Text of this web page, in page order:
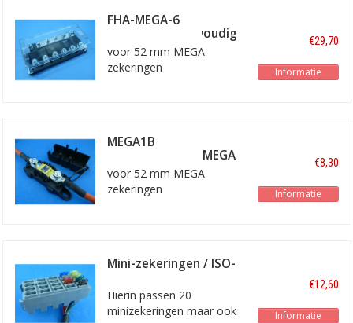
FHA-MEGA-6
zekeringkast 6 voudig
voor 52 mm MEGA
zekeringen
€29,70
Informatie
MEGA1B
zekeringhouder MEGA
voor 52 mm MEGA
zekeringen
€8,30
Informatie
Mini-zekeringen / ISO-
280 relais voet
Hierin passen 20
minizekeringen maar ook
€12,60
Informatie